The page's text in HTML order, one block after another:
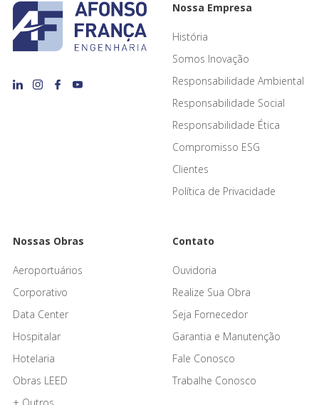
Nossa Empresa
História
Somos Inovação
Responsabilidade Ambiental
Responsabilidade Social
Responsabilidade Ética
Compromisso ESG
Clientes
Política de Privacidade
Nossas Obras
Aeroportuários
Corporativo
Data Center
Hospitalar
Hotelaria
Obras LEED
Contato
Ouvidoria
Realize Sua Obra
Seja Fornecedor
Garantia e Manutenção
Fale Conosco
Trabalhe Conosco